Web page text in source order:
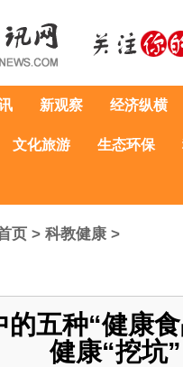
新观察 经济纵横
文化旅游 生态环保
页 >科教健康 >
的五种“健康
健康“挖坑”